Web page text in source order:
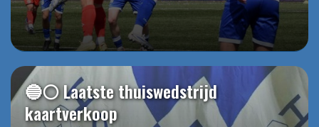
🔵⚪️ Laatste thuiswedstrijd
kaartverkoop